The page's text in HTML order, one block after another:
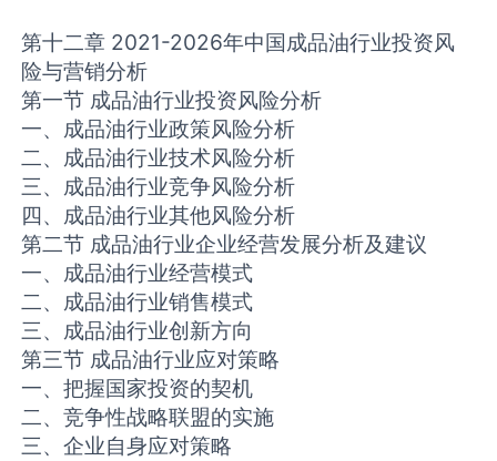
第十二章 2021-2026年中国成品油行业投资风
险与营销分析
第一节 成品油行业投资风险分析
一、成品油行业政策风险分析
二、成品油行业技术风险分析
三、成品油行业竞争风险分析
四、成品油行业其他风险分析
第二节 成品油行业企业经营发展分析及建议
一、成品油行业经营模式
二、成品油行业销售模式
三、成品油行业创新方向
第三节 成品油行业应对策略
一、把握国家投资的契机
二、竞争性战略联盟的实施
三、企业自身应对策略